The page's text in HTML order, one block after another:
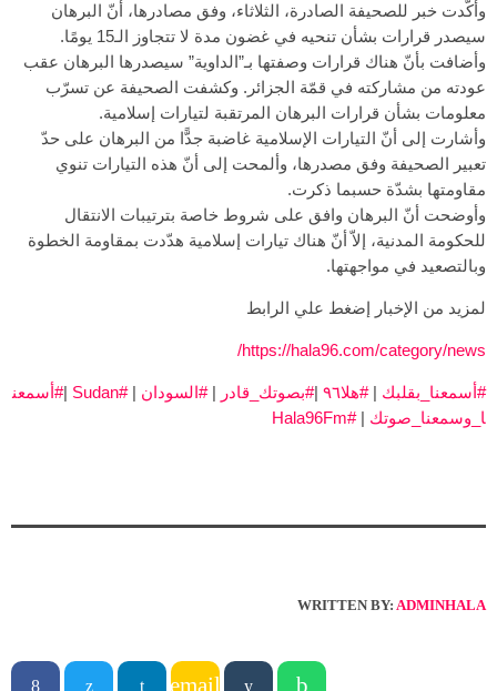
وأكّدت خبر للصحيفة الصادرة، الثلاثاء، وفق مصادرها، أنّ البرهان
سيصدر قرارات بشأن تنحيه في غضون مدة لا تتجاوز الـ15 يومًا.
وأضافت بأنّ هناك قرارات وصفتها بـ”الداوية” سيصدرها البرهان عقب
عودته من مشاركته في قمّة الجزائر. وكشفت الصحيفة عن تسرّب
معلومات بشأن قرارات البرهان المرتقبة لتيارات إسلامية.
وأشارت إلى أنّ التيارات الإسلامية غاضبة جدًّا من البرهان على حدّ
تعبير الصحيفة وفق مصدرها، وألمحت إلى أنّ هذه التيارات تنوي
مقاومتها بشدّة حسبما ذكرت.
وأوضحت أنّ البرهان وافق على شروط خاصة بترتيبات الانتقال
للحكومة المدنية، إلاّ أنّ هناك تيارات إسلامية هدّدت بمقاومة الخطوة
وبالتصعيد في مواجهتها.
لمزيد من الإخبار إضغط علي الرابط
https://hala96.com/category/news/
#أسمعنا_بقلبك |#هلا٩٦ |#بصوتك_قادر |#السودان |
#Sudan
|#أسمعن
ا_وسمعنا_صوتك |
#Hala96Fm
WRITTEN BY: ADMINHALA
email